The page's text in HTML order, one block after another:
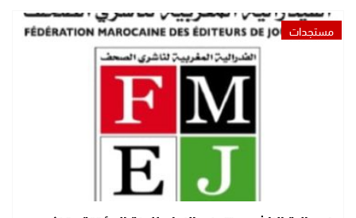
مستجدات